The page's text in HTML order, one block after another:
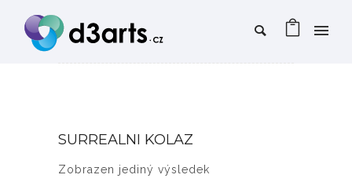
SURREALNI KOLAZ
Zobrazen jediný výsledek